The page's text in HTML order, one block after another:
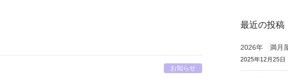
お知らせ
最近の投稿
2026年 満月
2025年12月25日